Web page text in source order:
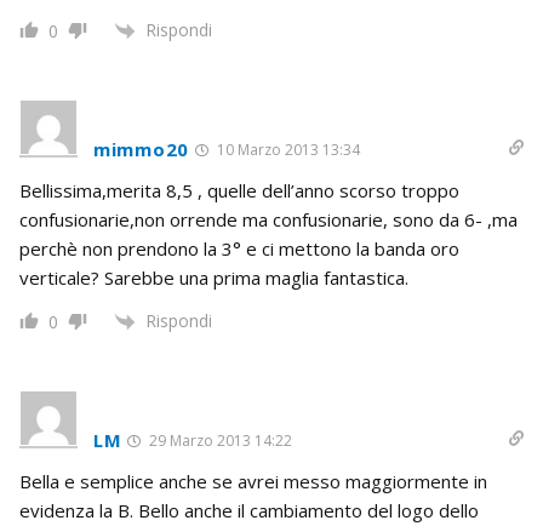
0 Rispondi
mimmo20 10 Marzo 2013 13:34
Bellissima,merita 8,5 , quelle dell’anno scorso troppo
confusionarie,non orrende ma confusionarie, sono da 6- ,ma
perchè non prendono la 3° e ci mettono la banda oro
verticale? Sarebbe una prima maglia fantastica.
0 Rispondi
LM 29 Marzo 2013 14:22
Bella e semplice anche se avrei messo maggiormente in
evidenza la B. Bello anche il cambiamento del logo dello